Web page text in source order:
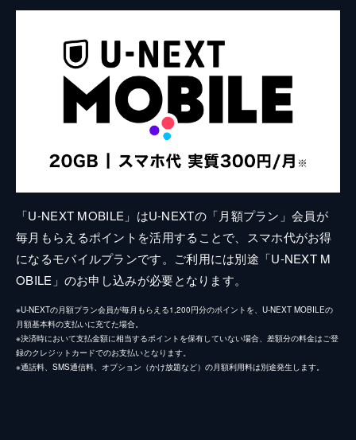
「U-NEXT MOBILE」はU-NEXTの「月額プラン」会員が
毎月もらえるポイントを活用することで、スマホ代がお得
になるモバイルプランです。ご利用には別途「U-NEXT M
OBILE」のお申し込みが必要となります。
※U-NEXTの月額プラン会員が毎月もらえる1,200円分のポイントを、U-NEXT MOBILEの
月額基本料の支払いに充てた場合。
※決済時において支払金額に相当するポイントを保有していない場合、差額分の料金はご登
録のクレジットカードでのお支払いとなります。
※通話料、SMS通信料、オプション（かけ放題など）の月額利用料は別途発生します。